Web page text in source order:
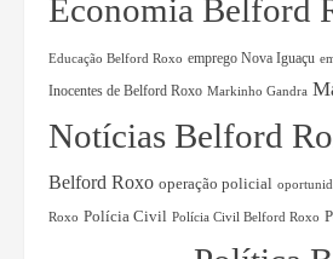
Economia Belford
Educação Belford Roxo emprego Nova Iguaçu
Inocentes de Belford Roxo Markinho Gandra
Notícias Belford
Belford Roxo operação policial
Roxo Polícia Civil Polícia Civil Belford Roxo